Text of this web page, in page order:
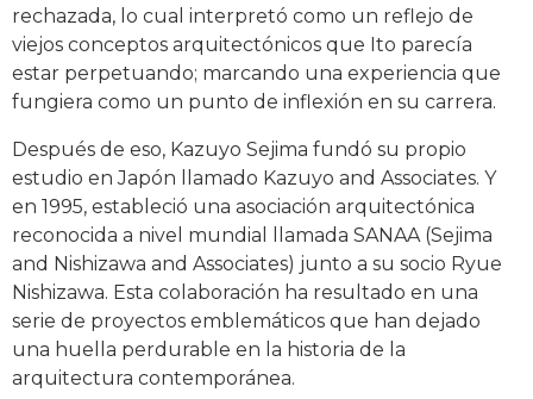
rechazada, lo cual interpretó como un reflejo de
viejos conceptos arquitectónicos que Ito parecía
estar perpetuando; marcando una experiencia que
fungiera como un punto de inflexión en su carrera.
Después de eso, Kazuyo Sejima fundó su propio
estudio en Japón llamado Kazuyo and Associates. Y
en 1995, estableció una asociación arquitectónica
reconocida a nivel mundial llamada SANAA (Sejima
and Nishizawa and Associates) junto a su socio Ryue
Nishizawa. Esta colaboración ha resultado en una
serie de proyectos emblemáticos que han dejado
una huella perdurable en la historia de la
arquitectura contemporánea.